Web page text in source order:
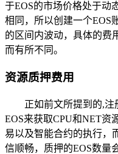
于EOS的市场价格处于动
相同，所以创建一个EOS
的区间内波动，具体的费
而有所不同。
资源质押费用
正如前文所提到的,注
EOS来获取CPU和NET资
易以及智能合约的执行，
信顺畅，质押的EOS数量